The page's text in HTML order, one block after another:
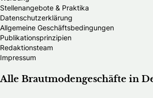
Stellenangebote & Praktika
Datenschutzerklärung
Allgemeine Geschäftsbedingungen
Publikationsprinzipien
Redaktionsteam
Impressum
Alle Brautmodengeschäfte in